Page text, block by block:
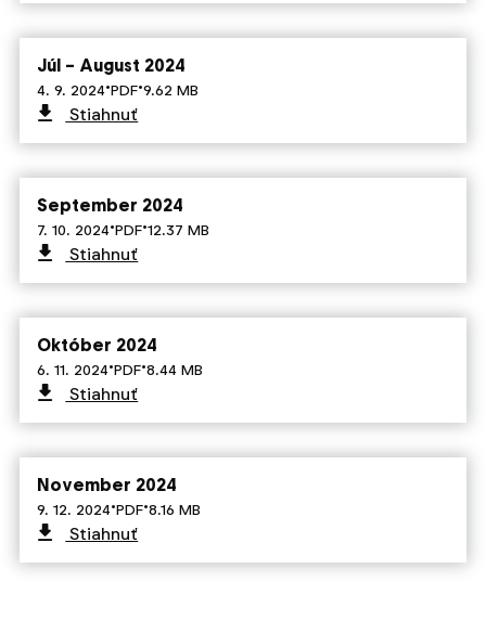
Júl – August 2024
4. 9. 2024·PDF·9.62 MB
Stiahnuť
September 2024
7. 10. 2024·PDF·12.37 MB
Stiahnuť
Október 2024
6. 11. 2024·PDF·8.44 MB
Stiahnuť
November 2024
9. 12. 2024·PDF·8.16 MB
Stiahnuť